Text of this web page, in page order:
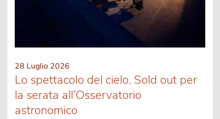
28 Luglio 2026
Lo spettacolo del cielo. Sold out per
la serata all’Osservatorio
astronomico